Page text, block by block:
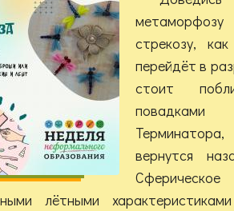
стрекозу,
перейдёт в
стоит
вернутся
лётными